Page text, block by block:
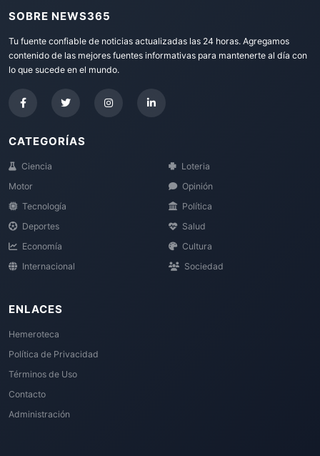
SOBRE NEWS365
Tu fuente confiable de noticias actualizadas las 24 horas. Agregamos
contenido de las mejores fuentes informativas para mantenerte al día con
lo que sucede en el mundo.
CATEGORÍAS
Ciencia
Motor
Tecnología
Deportes
Economía
Internacional
Loteria
Opinión
Política
Salud
Cultura
Sociedad
ENLACES
Hemeroteca
Política de Privacidad
Términos de Uso
Contacto
Administración